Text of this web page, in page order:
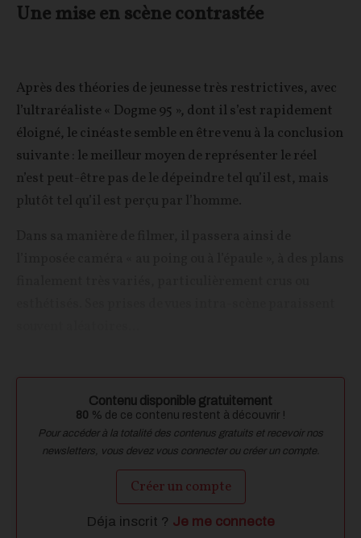
Une mise en scène contrastée
Après des théories de jeunesse très restrictives, avec
l’ultraréaliste « Dogme 95 », dont il s’est rapidement
éloigné, le cinéaste semble en être venu à la conclusion
suivante : le meilleur moyen de représenter le réel
n’est peut-être pas de le dépeindre tel qu’il est, mais
plutôt tel qu’il est perçu par l’homme.
Contenu disponible gratuitement
80 % de ce contenu restent à découvrir !
Pour accéder à la totalité des contenus gratuits et recevoir nos
newsletters, vous devez vous connecter ou créer un compte.
Créer un compte
Déja inscrit ? Je me connecte